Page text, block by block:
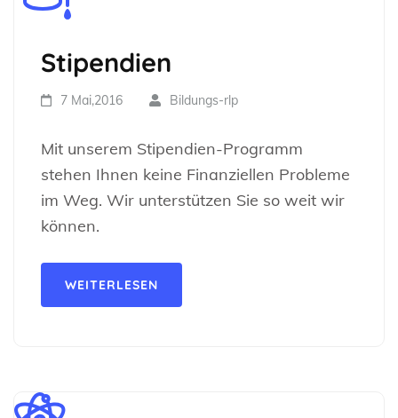
Stipendien
7 Mai,2016 Bildungs-rlp
Mit unserem Stipendien-Programm
stehen Ihnen keine Finanziellen Probleme
im Weg. Wir unterstützen Sie so weit wir
können.
WEITERLESEN